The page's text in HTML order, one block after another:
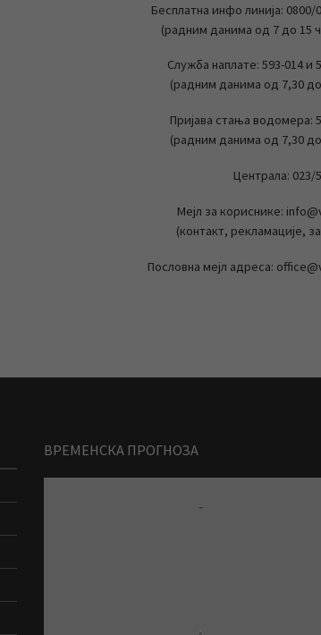
Бесплатна инфо линија: 0800/
(радним данима од 7 до 15
Служба наплате: 593-014 и
(радним данима од 7,30
Пријава стања водомера:
(радним данима од 7,30
Централа: 023/
Мејл за кориснике:
(контакт, рекламације,
Пословна мејл адреса:
ВРЕМЕНСКА ПРОГНОЗА
-